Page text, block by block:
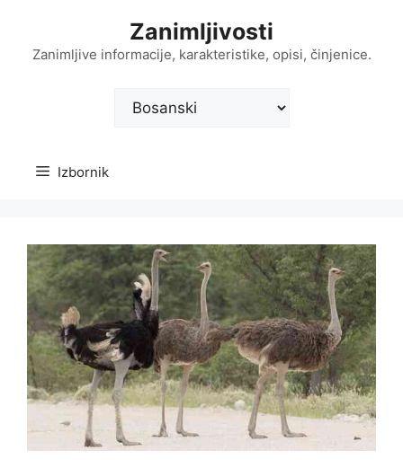
sadržaj
Zanimljivosti
Zanimljive informacije, karakteristike, opisi, činjenice.
Odaberite
Izbornik